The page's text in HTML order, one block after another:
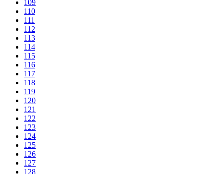
109
110
111
112
113
114
115
116
117
118
119
120
121
122
123
124
125
126
127
128